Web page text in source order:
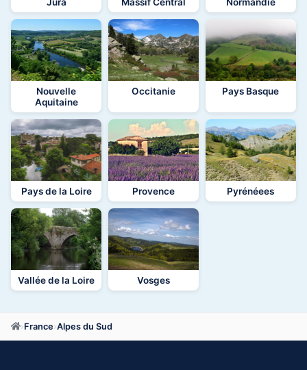
Nouvelle
Aquitaine
Occitanie Pays Basque
Pays de la Loire Provence Pyrénéees
Vallée de la Loire Vosges
› France›Alpes du Sud